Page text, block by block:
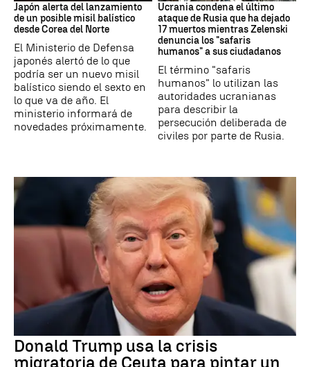
Japón alerta del lanzamiento
de un posible misil balístico
desde Corea del Norte
El Ministerio de Defensa
japonés alertó de lo que
podría ser un nuevo misil
balístico siendo el sexto en
lo que va de año. El
ministerio informará de
novedades próximamente.
Ucrania condena el último
ataque de Rusia que ha dejado
17 muertos mientras Zelenski
denuncia los "safaris
humanos" a sus ciudadanos
El término "safaris
humanos" lo utilizan las
autoridades ucranianas
para describir la
persecución deliberada de
civiles por parte de Rusia.
Donald Trump usa la crisis
migratoria de Ceuta para pintar un